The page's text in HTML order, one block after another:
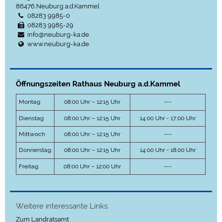
86476 Neuburg a.d.Kammel
08283 9985-0
08283 9985-29
info@neuburg-ka.de
www.neuburg-ka.de
Öffnungszeiten Rathaus Neuburg a.d.Kammel
Montag 08:00 Uhr – 12:15 Uhr ---
Dienstag 08:00 Uhr – 12:15 Uhr 14:00 Uhr - 17:00 Uhr
Mittwoch 08:00 Uhr – 12:15 Uhr ---
Donnerstag 08:00 Uhr – 12:15 Uhr 14:00 Uhr - 18:00 Uhr
Freitag 08:00 Uhr – 12:00 Uhr ---
Weitere interessante Links:
Zum Landratsamt